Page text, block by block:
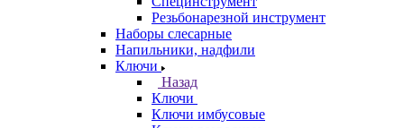
Резьбонарезной инструмент
Наборы слесарные
Напильники, надфили
Ключи
Назад
Ключи
Ключи имбусовые